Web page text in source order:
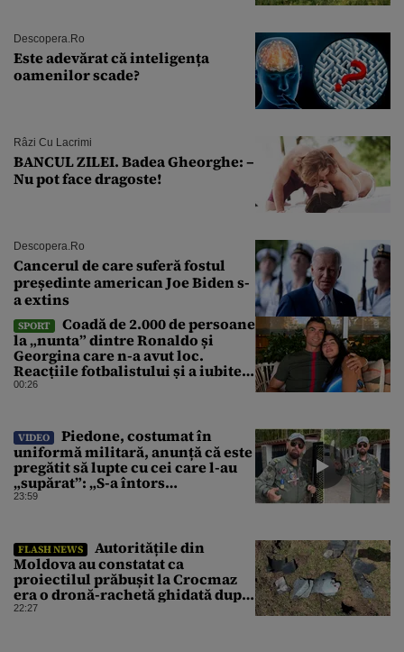
Descopera.ro
Este adevărat că inteligența
oamenilor scade?
Râzi Cu Lacrimi
BANCUL ZILEI. Badea Gheorghe: –
Nu pot face dragoste!
Descopera.ro
Cancerul de care suferă fostul
președinte american Joe Biden s-
a extins
SPORT
Coadă de 2.000 de persoane
la „nunta” dintre Ronaldo și
Georgina care n-a avut loc.
Reacțiile fotbalistului și a iubitei
sale pe social media
00:26
VIDEO
Piedone, costumat în
uniformă militară, anunță că este
pregătit să lupte cu cei care l-au
„supărat”: „S-a întors
boomerangul”
23:59
FLASH NEWS
Autoritățile din
Moldova au constatat ca
proiectilul prăbușit la Crocmaz
era o dronă-rachetă ghidată după
finalizarea primei investigații
22:27